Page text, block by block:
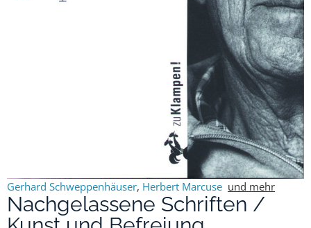
Gerhard Schweppenhäuser, Herbert Marcuse und mehr
Nachgelassene Schriften /